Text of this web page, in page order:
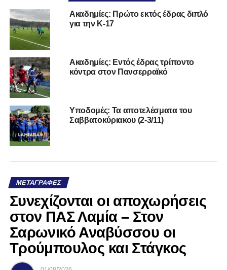
Ακαδημίες: Πρώτο εκτός έδρας διπλό
για την Κ-17
Ακαδημίες: Εντός έδρας τρίποντο
κόντρα στον Πανσερραϊκό
Υποδομές: Τα αποτελέσματα του
Σαββατοκύριακου (2-3/11)
ΜΕΤΑΓΡΑΦΈΣ
Συνεχίζονται οι αποχωρήσεις
στον ΠΑΣ Λαμία – Στον
Σαρωνικό Αναβύσσου οι
Τρούμπουλος και Στάγκος